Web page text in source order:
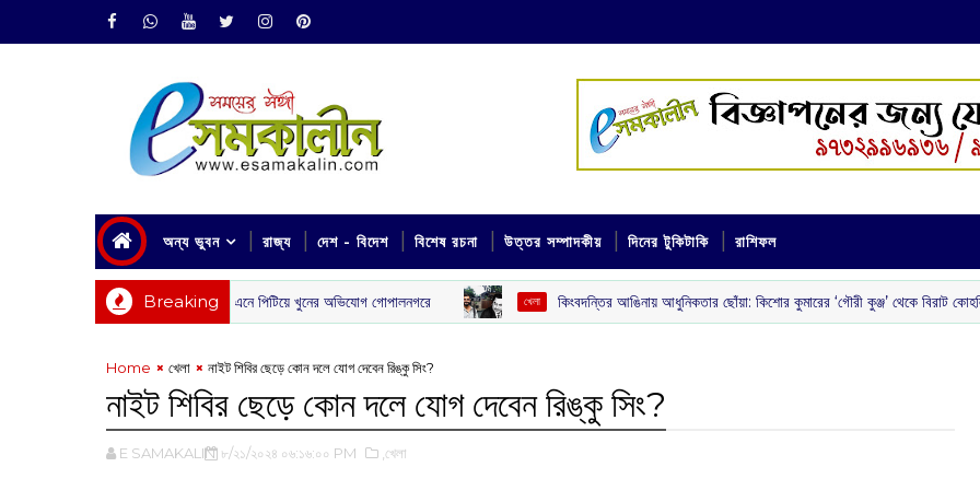
অন্য ভুবন রাজ্য দেশ - বিদেশ বিশেষ রচনা উত্তর সম্পাদকীয় দিনের টুকিটাকি রাশিফল
Breaking
পর যুবককে বাড়ি থেকে ডেকে এনে পিটিয়ে খুনের অভিযোগ গোপালনগরে কিংবদন্তির আঙিনায় আধুনিকতার ছোঁয়া: কিশোর কুমারের ‘গৌরী কুঞ্জ’ থেকে বিরাট কোহলির রেস্তোরাঁ
Home খেলা নাইট শিবির ছেড়ে কোন দলে যোগ দেবে‌ন রিঙ্কু সিং?
নাইট শিবির ছেড়ে কোন দলে যোগ দেবে‌ন রিঙ্কু সিং?
E SAMAKALIN ৮/২১/২০২৪ ০৬:১৬:০০ PM ,খেলা